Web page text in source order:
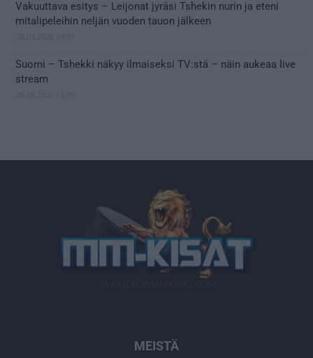
Vakuuttava esitys – Leijonat jyräsi Tshekin nurin ja eteni
mitalipeleihin neljän vuoden tauon jälkeen
Suomi – Tshekki näkyy ilmaiseksi TV:stä – näin aukeaa live
stream
MEISTÄ